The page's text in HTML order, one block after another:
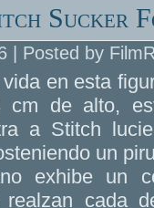
Sucker
| Posted by
en esta
de alto,
a Stitch
un
exhibe un
realzan cada